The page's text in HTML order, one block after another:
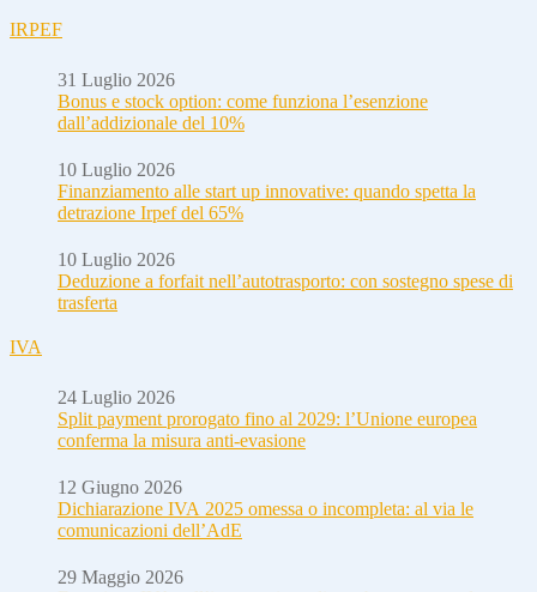
IRPEF
31 Luglio 2026
Bonus e stock option: come funziona l’esenzione
dall’addizionale del 10%
10 Luglio 2026
Finanziamento alle start up innovative: quando spetta la
detrazione Irpef del 65%
10 Luglio 2026
Deduzione a forfait nell’autotrasporto: con sostegno spese di
trasferta
IVA
24 Luglio 2026
Split payment prorogato fino al 2029: l’Unione europea
conferma la misura anti-evasione
12 Giugno 2026
Dichiarazione IVA 2025 omessa o incompleta: al via le
comunicazioni dell’AdE
29 Maggio 2026